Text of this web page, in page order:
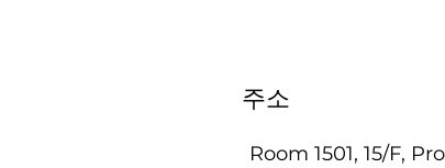
주소
Room 1501, 15/F,